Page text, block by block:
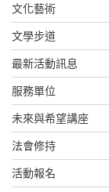
文化藝術
文學步道
最新活動訊息
服務單位
未來與希望講座
法會修持
活動報名